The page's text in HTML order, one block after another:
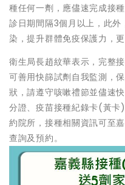
種任何一劑，應儘速完成接
診日期間隔3個月以上，此
染，提升群體免疫保護力，
衛生局長趙紋華表示，完整
可善用快篩試劑自我監測，
狀，請遵守咳嗽禮節並儘速
分證、疫苗接種紀錄卡(黃卡
約院所，接種相關資訊可至
查詢及預約。